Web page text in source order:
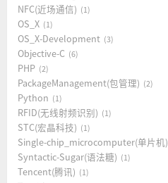
NFC(近场通信) 1
OS_X 1
OS_X-Development 3
Objective-C 6
PHP 2
PackageManagement(包管理) 2
Python 1
RFID(无线射频识别) 1
STC(宏晶科技) 1
Single-chip_microcomputer(单片机)
Syntactic-Sugar(语法糖) 1
Tencent(腾讯) 1